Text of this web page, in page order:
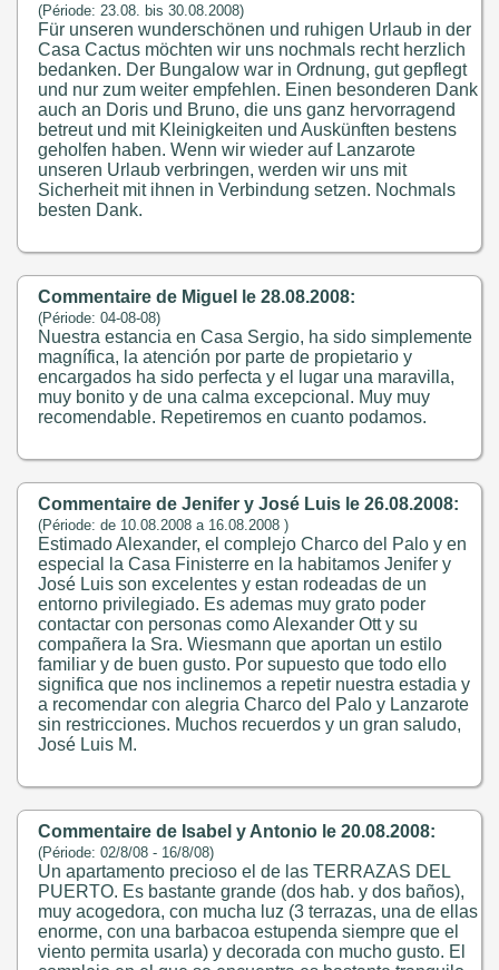
(Période: 23.08. bis 30.08.2008)
Für unseren wunderschönen und ruhigen Urlaub in der
Casa Cactus möchten wir uns nochmals recht herzlich
bedanken. Der Bungalow war in Ordnung, gut gepflegt
und nur zum weiter empfehlen. Einen besonderen Dank
auch an Doris und Bruno, die uns ganz hervorragend
betreut und mit Kleinigkeiten und Auskünften bestens
geholfen haben. Wenn wir wieder auf Lanzarote
unseren Urlaub verbringen, werden wir uns mit
Sicherheit mit ihnen in Verbindung setzen. Nochmals
besten Dank.
Commentaire de Miguel le 28.08.2008:
(Période: 04-08-08)
Nuestra estancia en Casa Sergio, ha sido simplemente
magnífica, la atención por parte de propietario y
encargados ha sido perfecta y el lugar una maravilla,
muy bonito y de una calma excepcional. Muy muy
recomendable. Repetiremos en cuanto podamos.
Commentaire de Jenifer y José Luis le 26.08.2008:
(Période: de 10.08.2008 a 16.08.2008 )
Estimado Alexander, el complejo Charco del Palo y en
especial la Casa Finisterre en la habitamos Jenifer y
José Luis son excelentes y estan rodeadas de un
entorno privilegiado. Es ademas muy grato poder
contactar con personas como Alexander Ott y su
compañera la Sra. Wiesmann que aportan un estilo
familiar y de buen gusto. Por supuesto que todo ello
significa que nos inclinemos a repetir nuestra estadia y
a recomendar con alegria Charco del Palo y Lanzarote
sin restricciones. Muchos recuerdos y un gran saludo,
José Luis M.
Commentaire de Isabel y Antonio le 20.08.2008:
(Période: 02/8/08 - 16/8/08)
Un apartamento precioso el de las TERRAZAS DEL
PUERTO. Es bastante grande (dos hab. y dos baños),
muy acogedora, con mucha luz (3 terrazas, una de ellas
enorme, con una barbacoa estupenda siempre que el
viento permita usarla) y decorada con mucho gusto. El